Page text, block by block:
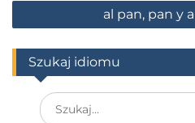
al pan, pan y
Szukaj idiomu